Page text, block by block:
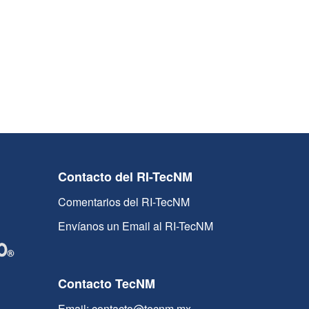
Contacto del RI-TecNM
Comentarios del RI-TecNM
Envíanos un Email al RI-TecNM
Contacto TecNM